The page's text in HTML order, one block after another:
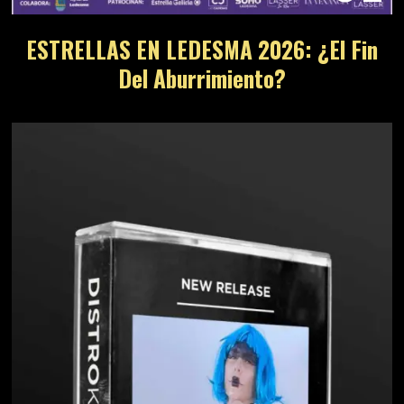
ESTRELLAS EN LEDESMA 2026: ¿El Fin
Del Aburrimiento?